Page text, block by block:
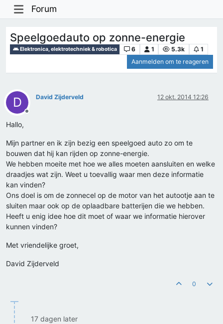
Forum
Speelgoedauto op zonne-energie
Elektronica, elektrotechniek & robotica 6 1 5.3k
1
Aanmelden om te reageren
D
Offline
David Zijderveld 12 okt. 2014 12:26
Hallo,
Mijn partner en ik zijn bezig een speelgoed auto zo om te
bouwen dat hij kan rijden op zonne-energie.
We hebben moeite met hoe we alles moeten aansluiten en welke
draadjes wat zijn. Weet u toevallig waar men deze informatie
kan vinden?
Ons doel is om de zonnecel op de motor van het autootje aan te
sluiten maar ook op de oplaadbare batterijen die we hebben.
Heeft u enig idee hoe dit moet of waar we informatie hierover
kunnen vinden?
Met vriendelijke groet,
David Zijderveld
0
17 dagen later